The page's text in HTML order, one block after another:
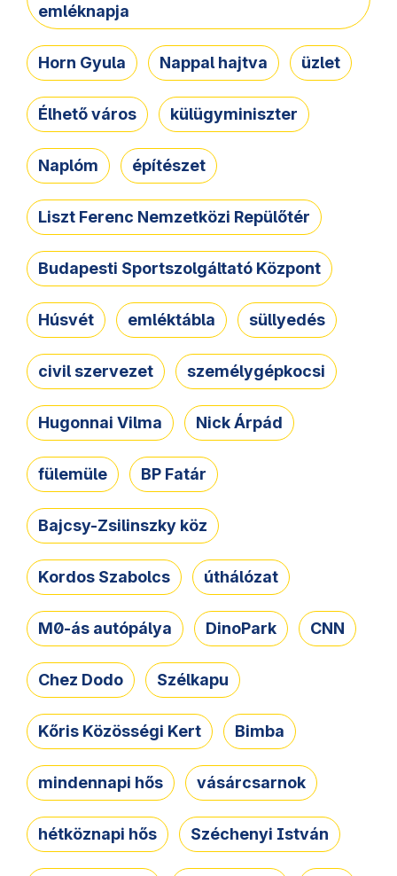
emléknapja
Horn Gyula Nappal hajtva üzlet
Élhető város külügyminiszter
Naplóm építészet
Liszt Ferenc Nemzetközi Repülőtér
Budapesti Sportszolgáltató Központ
Húsvét emléktábla süllyedés
civil szervezet személygépkocsi
Hugonnai Vilma Nick Árpád
fülemüle BP Fatár
Bajcsy-Zsilinszky köz
Kordos Szabolcs úthálózat
M0-ás autópálya DinoPark CNN
Chez Dodo Szélkapu
Kőris Közösségi Kert Bimba
mindennapi hős vásárcsarnok
hétköznapi hős Széchenyi István